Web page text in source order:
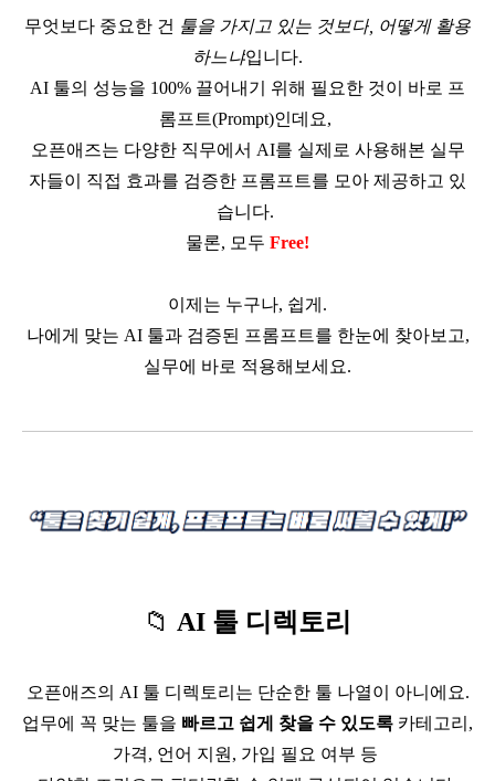
무엇보다 중요한 건 툴을 가지고 있는 것보다 어떻게 활용
하느냐입니다.
AI 툴의 성능을 100% 끌어내기 위해 필요한 것이 바로 프
롬프트(Prompt)인데요,
오픈애즈는 다양한 직무에서 AI를 실제로 사용해본 실무
자들이 직접 효과를 검증한 프롬프트를 모아 제공하고 있
습니다.
물론, 모두 Free!
이제는 누구나, 쉽게 .
나에게 맞는 AI 툴과 검증된 프롬프트를 한눈에 찾아보고,
실무에 바로 적용해보세요.
📁 AI 툴 디렉토리
오픈애즈의 AI 툴 디렉토리는 단순한 툴 나열이 아니에요.
업무에 꼭 맞는 툴을 빠르고 쉽게 찾을 수 있도록 카테고리 ,
가격, 언어 지원 , 가입 필요 여부 등